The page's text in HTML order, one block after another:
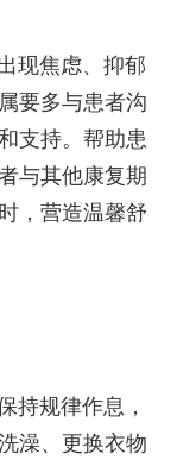
现焦虑、抑郁
要多与患者沟
支持。帮助患
与其他康复期
，营造温馨舒
持规律作息，
澡、更换衣物